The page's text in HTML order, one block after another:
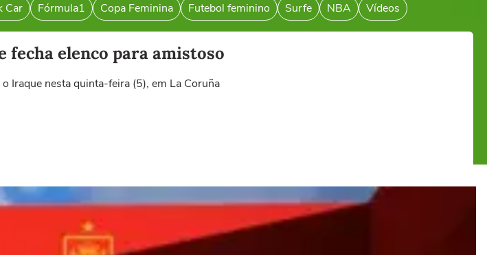
Car Fórmula1 Copa Feminina Futebol feminino Surfe NBA Vídeos
fecha elenco para amistoso
Iraque nesta quinta-feira (5), em La Coruña